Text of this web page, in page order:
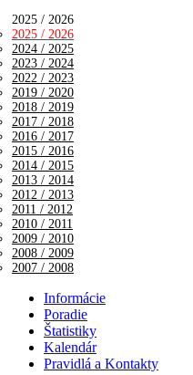
2025 / 2026
2025 / 2026
2024 / 2025
2023 / 2024
2022 / 2023
2019 / 2020
2018 / 2019
2017 / 2018
2016 / 2017
2015 / 2016
2014 / 2015
2013 / 2014
2012 / 2013
2011 / 2012
2010 / 2011
2009 / 2010
2008 / 2009
2007 / 2008
Informácie
Poradie
Štatistiky
Kalendár
Pravidlá a Kontakty